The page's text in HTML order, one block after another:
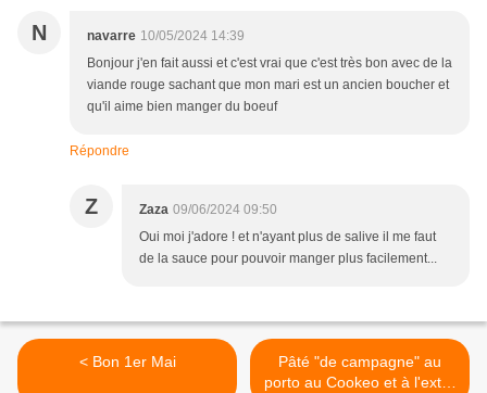
N navarre 10/05/2024 14:39
Bonjour j'en fait aussi et c'est vrai que c'est très bon avec de la
viande rouge sachant que mon mari est un ancien boucher et
qu'il aime bien manger du boeuf
Répondre
Z Zaza 09/06/2024 09:50
Oui moi j'adore ! et n'ayant plus de salive il me faut
de la sauce pour pouvoir manger plus facilement...
< Bon 1er Mai
Pâté "de campagne" au
porto au Cookeo et à l'extra